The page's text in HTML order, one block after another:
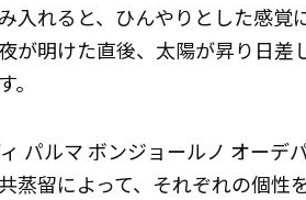
入れると、ひんやりとした感
が明けた直後、太陽が昇り日
。
ィ パルマ ボンジョールノ オー
蒸留によって、それぞれの個性